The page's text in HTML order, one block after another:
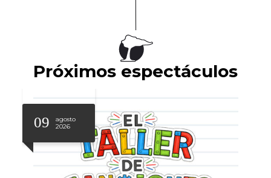
Próximos espectáculos
09
agosto
2026